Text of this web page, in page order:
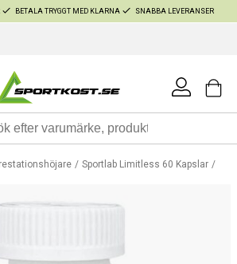
BETALA TRYGGT MED KLARNA SNABBA LEVERANSER
Sportlab Limitless 60 Kapslar